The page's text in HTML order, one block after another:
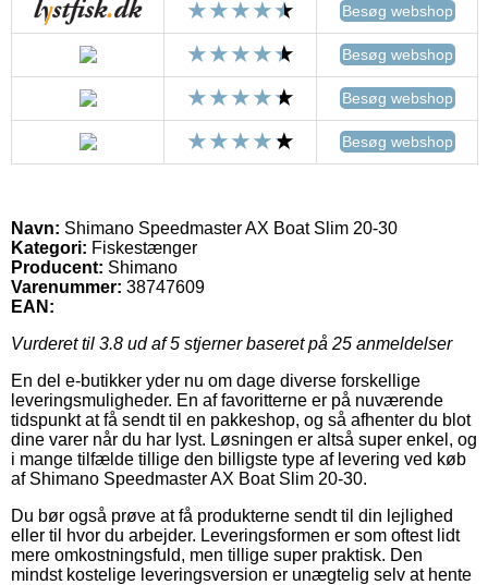
Besøg webshop
Besøg webshop
Besøg webshop
Besøg webshop
Navn: Shimano Speedmaster AX Boat Slim 20-30
Kategori: Fiskestænger
Producent: Shimano
Varenummer: 38747609
EAN:
Vurderet til 3.8 ud af 5 stjerner baseret på 25 anmeldelser
En del e-butikker yder nu om dage diverse forskellige
leveringsmuligheder. En af favoritterne er på nuværende
tidspunkt at få sendt til en pakkeshop, og så afhenter du blot
dine varer når du har lyst. Løsningen er altså super enkel, og
i mange tilfælde tillige den billigste type af levering ved køb
af Shimano Speedmaster AX Boat Slim 20-30.
Du bør også prøve at få produkterne sendt til din lejlighed
eller til hvor du arbejder. Leveringsformen er som oftest lidt
mere omkostningsfuld, men tillige super praktisk. Den
mindst kostelige leveringsversion er unægtelig selv at hente